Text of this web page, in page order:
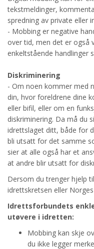
tekstmeldinger,
spredning av private eller
- Mobbing er negative
over tid, men det er også
enkeltstående handlinger
Diskriminering
- Om noen kommer med
din, hvor foreldrene dine
eller bifil, eller om en
diskriminering. Da må du
idrettslaget ditt, både for
bli utsatt for det samme
sier at alle også har et
at andre blir utsatt for
Dersom du trenger hjelp
idrettskretsen eller
Idrettsforbundets
utøvere i idretten:
Mobbing kan skje
du ikke legger